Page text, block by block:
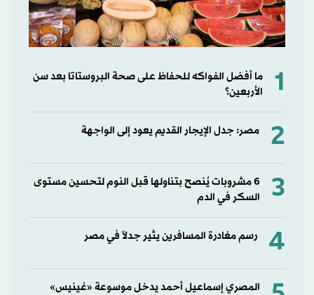
1
ما أفضل الفواكه للحفاظ على صحة البروستاتا بعد سن
الأربعين؟
2 مصر: جدل الإيجار القديم يعود إلى الواجهة
3
6 مشروبات يُنصح بتناولها قبل النوم لتحسين مستوى
السكر في الدم
4 رسم مغادرة المسافرين يثير جدلاً في مصر
المصري إسماعيل أحمد يدخل موسوعة «غينيس»